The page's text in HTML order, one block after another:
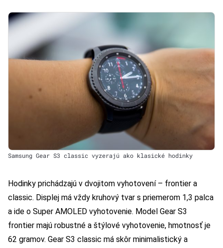
Samsung Gear S3 classic vyzerajú ako klasické hodinky
Hodinky prichádzajú v dvojitom vyhotovení – frontier a
classic. Displej má vždy kruhový tvar s priemerom 1,3 palca
a ide o Super AMOLED vyhotovenie. Model Gear S3
frontier majú robustné a štýlové vyhotovenie, hmotnosť je
62 gramov. Gear S3 classic má skôr minimalistický a